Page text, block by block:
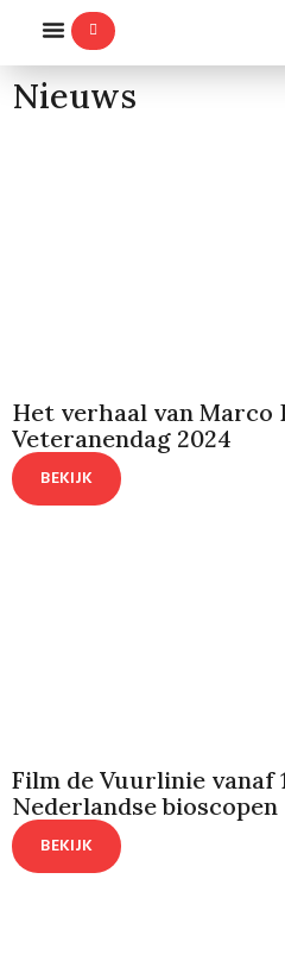
Nieuws
Het verhaal van Marco
Veteranendag 2024
BEKIJK
Film de Vuurlinie vanaf
Nederlandse bioscopen
BEKIJK